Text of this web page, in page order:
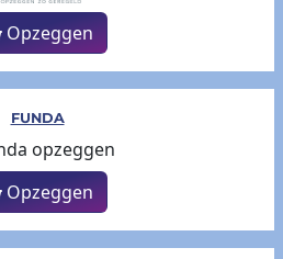
Opzeggen
FUNDA
Opzeggen